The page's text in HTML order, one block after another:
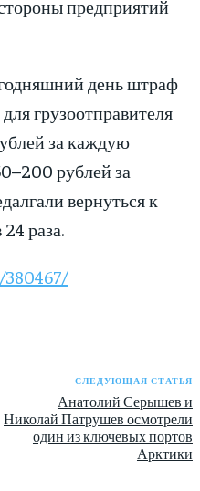
предприятий
день штраф
грузоотправителя
за каждую
рублей за
вернуться к
раза.
СЛЕДУЮЩАЯ СТАТЬЯ
Анатолий Серышев и
Николай Патрушев осмотрели
один из ключевых портов
Арктики